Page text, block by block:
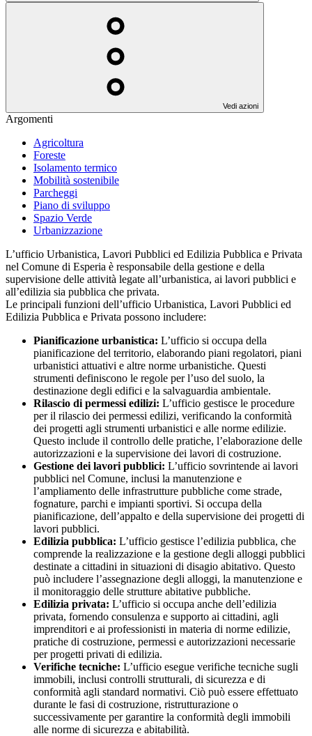
Vedi azioni
Argomenti
Agricoltura
Foreste
Isolamento termico
Mobilità sostenibile
Parcheggi
Piano di sviluppo
Spazio Verde
Urbanizzazione
L’ufficio Urbanistica, Lavori Pubblici ed Edilizia Pubblica e Privata
nel Comune di Esperia è responsabile della gestione e della
supervisione delle attività legate all’urbanistica, ai lavori pubblici e
all’edilizia sia pubblica che privata.
Le principali funzioni dell’ufficio Urbanistica, Lavori Pubblici ed
Edilizia Pubblica e Privata possono includere:
Pianificazione urbanistica: L’ufficio si occupa della
pianificazione del territorio, elaborando piani regolatori, piani
urbanistici attuativi e altre norme urbanistiche. Questi
strumenti definiscono le regole per l’uso del suolo, la
destinazione degli edifici e la salvaguardia ambientale.
Rilascio di permessi edilizi: L’ufficio gestisce le procedure
per il rilascio dei permessi edilizi, verificando la conformità
dei progetti agli strumenti urbanistici e alle norme edilizie.
Questo include il controllo delle pratiche, l’elaborazione delle
autorizzazioni e la supervisione dei lavori di costruzione.
Gestione dei lavori pubblici: L’ufficio sovrintende ai lavori
pubblici nel Comune, inclusi la manutenzione e
l’ampliamento delle infrastrutture pubbliche come strade,
fognature, parchi e impianti sportivi. Si occupa della
pianificazione, dell’appalto e della supervisione dei progetti di
lavori pubblici.
Edilizia pubblica: L’ufficio gestisce l’edilizia pubblica, che
comprende la realizzazione e la gestione degli alloggi pubblici
destinate a cittadini in situazioni di disagio abitativo. Questo
può includere l’assegnazione degli alloggi, la manutenzione e
il monitoraggio delle strutture abitative pubbliche.
Edilizia privata: L’ufficio si occupa anche dell’edilizia
privata, fornendo consulenza e supporto ai cittadini, agli
imprenditori e ai professionisti in materia di norme edilizie,
pratiche di costruzione, permessi e autorizzazioni necessarie
per progetti privati di edilizia.
Verifiche tecniche: L’ufficio esegue verifiche tecniche sugli
immobili, inclusi controlli strutturali, di sicurezza e di
conformità agli standard normativi. Ciò può essere effettuato
durante le fasi di costruzione, ristrutturazione o
successivamente per garantire la conformità degli immobili
alle norme di sicurezza e abitabilità.